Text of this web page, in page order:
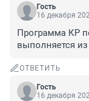
Гость
16 декабря
Программа КР
выполняется
ОТВЕТИТЬ
Гость
16 декабря